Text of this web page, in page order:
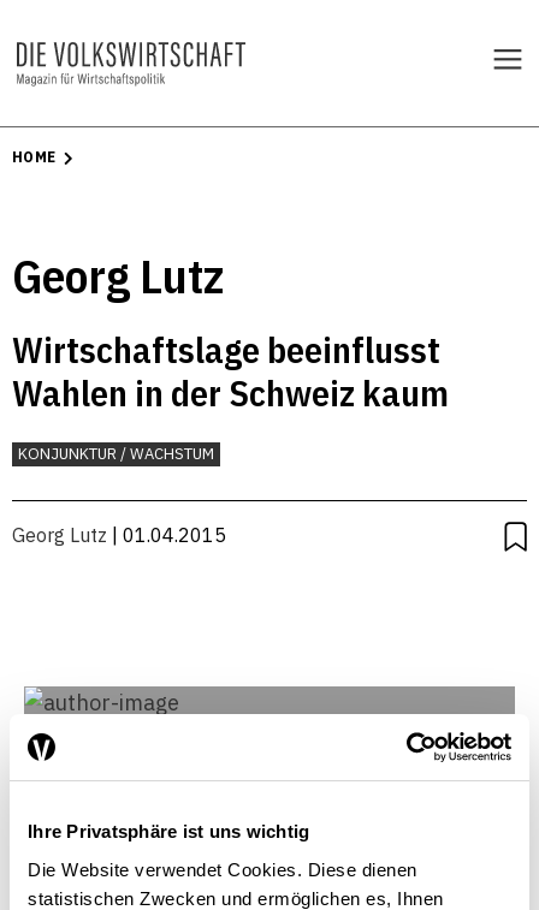
Ihre Privatsphäre ist uns wichtig
Die Website verwendet Cookies. Diese dienen
statistischen Zwecken und ermöglichen es, Ihnen
HOME
Georg Lutz
Wirtschaftslage beeinflusst
Wahlen in der Schweiz kaum
KONJUNKTUR / WACHSTUM
Georg Lutz | 01.04.2015